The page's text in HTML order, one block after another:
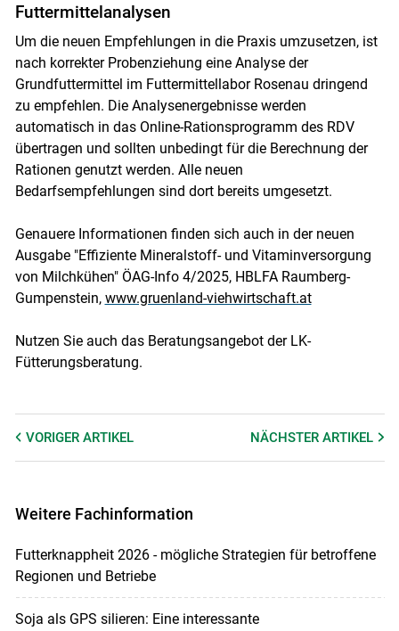
Futtermittelanalysen
Um die neuen Empfehlungen in die Praxis umzusetzen, ist
nach korrekter Probenziehung eine Analyse der
Grundfuttermittel im Futtermittellabor Rosenau dringend
zu empfehlen. Die Analysenergebnisse werden
automatisch in das Online-Rationsprogramm des RDV
übertragen und sollten unbedingt für die Berechnung der
Rationen genutzt werden. Alle neuen
Bedarfsempfehlungen sind dort bereits umgesetzt.
Genauere Informationen finden sich auch in der neuen
Ausgabe "Effiziente Mineralstoff- und Vitaminversorgung
von Milchkühen" ÖAG-Info 4/2025, HBLFA Raumberg-
Gumpenstein, www.gruenland-viehwirtschaft.at
Nutzen Sie auch das Beratungsangebot der LK-
Fütterungsberatung.
VORIGER ARTIKEL NÄCHSTERARTIKEL
Weitere Fachinformation
Futterknappheit 2026 - mögliche Strategien für betroffene
Regionen und Betriebe
Soja als GPS silieren: Eine interessante